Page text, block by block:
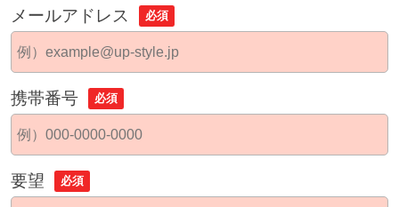
メールアドレス 必須
携帯番号 必須
要望 必須